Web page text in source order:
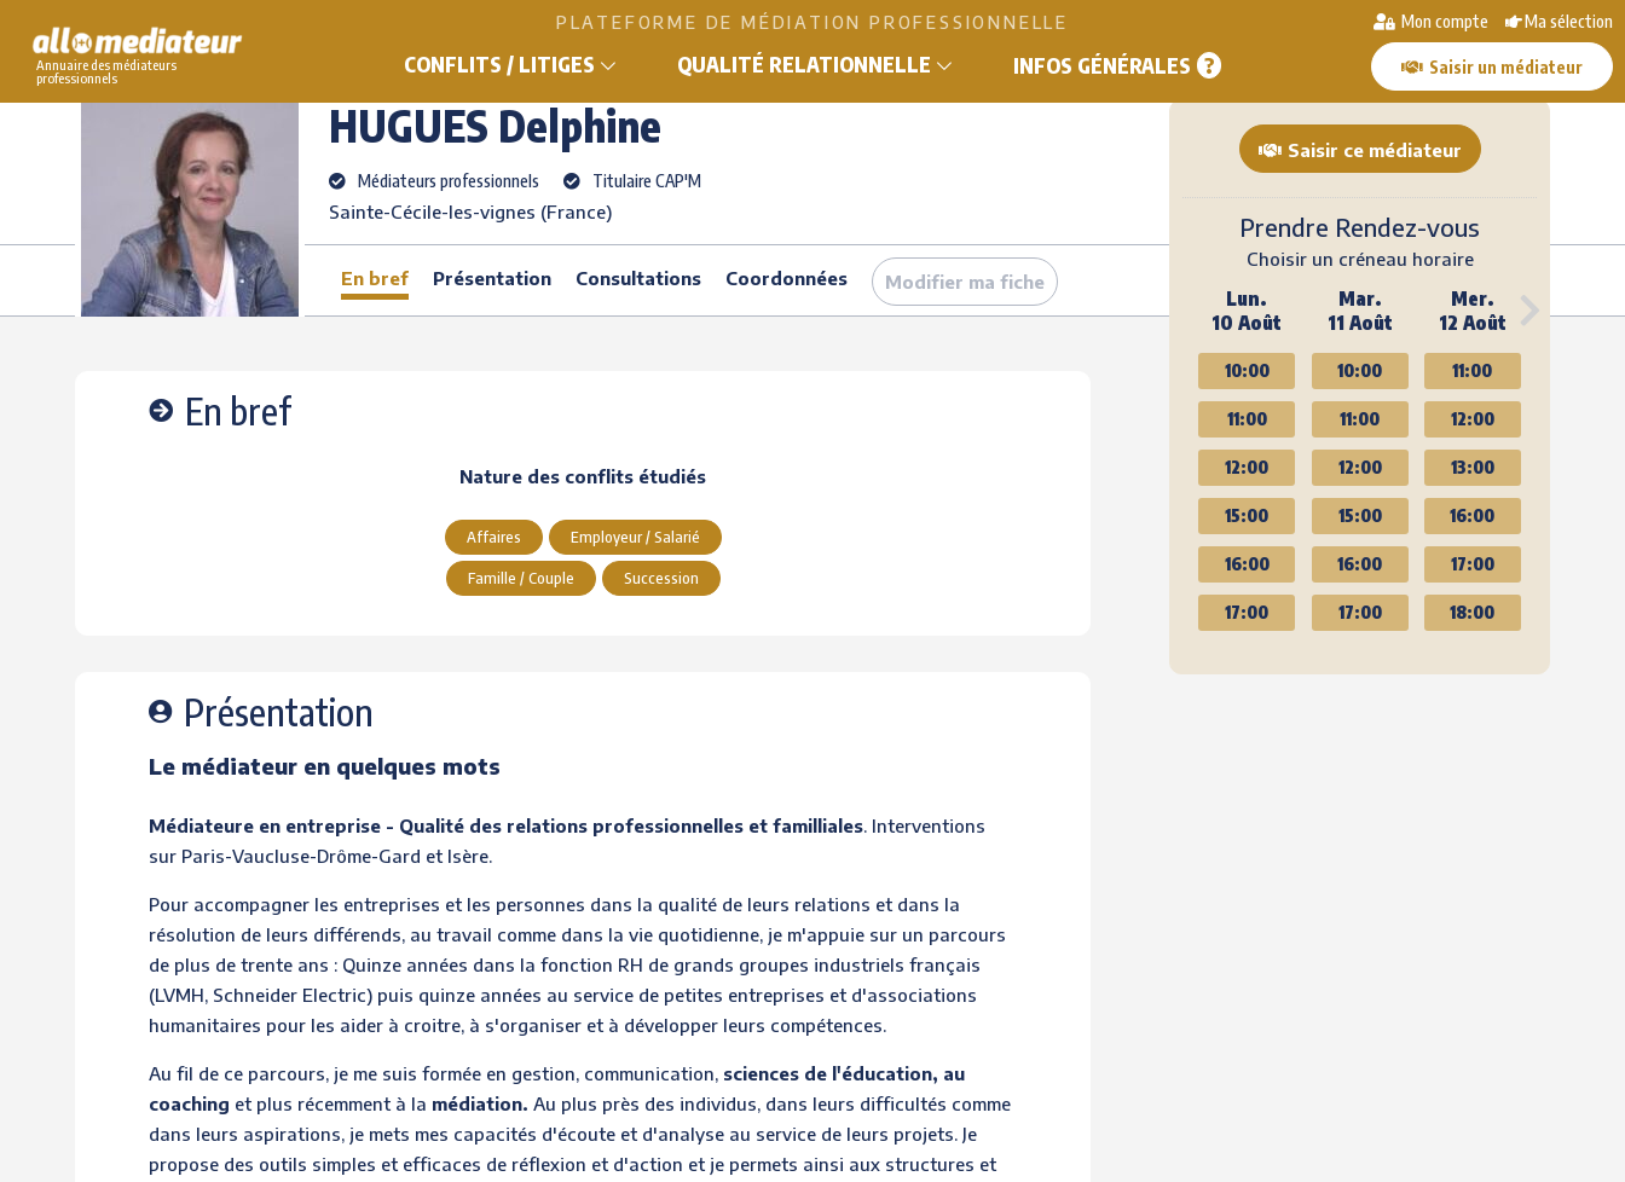
contentAnnuaire des médiateurs
professionnels
PLATEFORME DE MÉDIATION PROFESSIONNELLE
CONFLITS / LITIGES QUALITÉ RELATIONNELLE INFOS GÉNÉRALES
Mon compte Ma sélection
Saisir un médiateur
AlloMediateur>Les médiateurs professionnels
HUGUES Delphine
Médiateurs professionnels Titulaire CAP'M
Sainte-Cécile-les-vignes (France)
Recevoir la fiche contact Sélectionner
Saisir ce médiateur
Prendre Rendez-vous
Choisir un créneau horaire
Lun.
10 Août
10:00
11:00
12:00
15:00
16:00
17:00
Mar.
11 Août
10:00
11:00
12:00
15:00
16:00
17:00
Mer.
12 Août
11:00
12:00
13:00
16:00
17:00
18:00
En bref Présentation Consultations Coordonnées Modifier ma fiche
En bref
Nature des conflits étudiés
Affaires Employeur / Salarié
Famille / Couple Succession
Présentation
Le médiateur en quelques mots
Médiateure en entreprise - Qualité des relations professionnelles et familliales. Interventions
sur Paris-Vaucluse-Drôme-Gard et Isère.
Pour accompagner les entreprises et les personnes dans la qualité de leurs relations et dans la
résolution de leurs différends, au travail comme dans la vie quotidienne, je m'appuie sur un parcours
de plus de trente ans : Quinze années dans la fonction RH de grands groupes industriels français
(LVMH, Schneider Electric) puis quinze années au service de petites entreprises et d'associations
humanitaires pour les aider à croitre, à s'organiser et à développer leurs compétences.
Au fil de ce parcours, je me suis formée en gestion, communication, sciences de l'éducation, au
coaching et plus récemment à la médiation. Au plus près des individus, dans leurs difficultés comme
dans leurs aspirations, je mets mes capacités d'écoute et d'analyse au service de leurs projets. Je
propose des outils simples et efficaces de réflexion et d'action et je permets ainsi aux structures et